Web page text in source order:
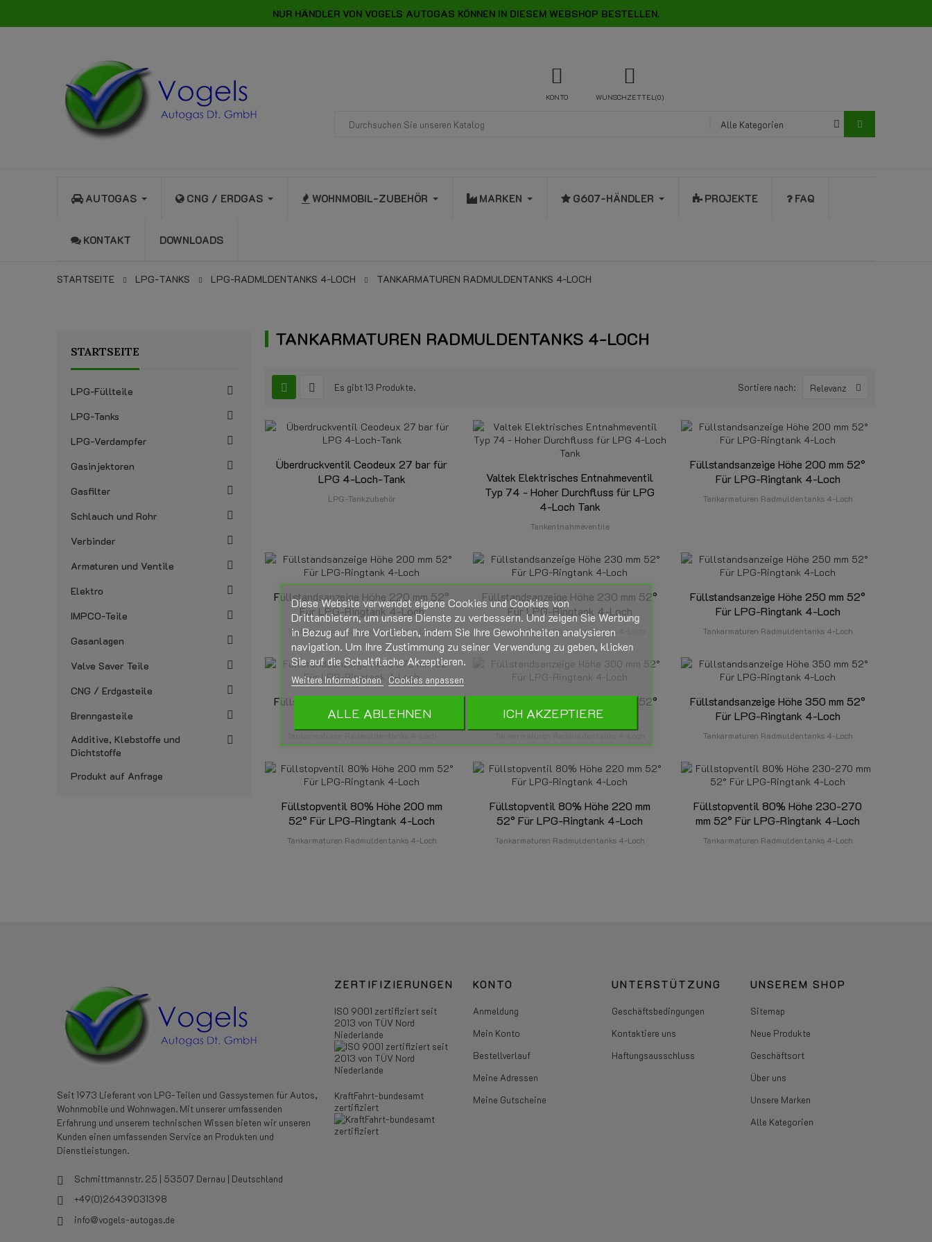
NUR HÄNDLER VON VOGELS AUTOGAS KÖNNEN IN DIESEM WEBSHOP BESTELLEN.
KONTO WUNSCHZETTEL 0
Alle Kategorien
AUTOGAS CNG / ERDGAS WOHNMOBIL-ZUBEHÖR MARKEN G607-HÄNDLER PROJEKTE FAQ
KONTAKT DOWNLOADS
STARTSEITE LPG-TANKS LPG-RADMLDENTANKS 4-LOCH TANKARMATUREN RADMULDENTANKS 4-LOCH
STARTSEITE
LPG-Füllteile
LPG-Tanks
LPG-Verdampfer
Gasinjektoren
Gasfilter
Schlauch und Rohr
Verbinder
Armaturen und Ventile
Elektro
IMPCO-Teile
Gasanlagen
Valve Saver Teile
CNG / Erdgasteile
Brenngasteile
Additive, Klebstoffe und
Dichtstoffe
Produkt auf Anfrage
TANKARMATUREN RADMULDENTANKS 4-LOCH
Es gibt 13 Produkte. Sortiere nach: Relevanz
Überdruckventil Ceodeux 27 bar für
LPG 4-Loch-Tank
LPG-Tankzubehör
Valtek Elektrisches Entnahmeventil
Typ 74 - Hoher Durchfluss für LPG
4-Loch Tank
Tankentnahmeventile
Füllstandsanzeige Höhe 200 mm 52°
Für LPG-Ringtank 4-Loch
Tankarmaturen Radmuldentanks 4-Loch
Füllstandsanzeige Höhe 220 mm 52°
Für LPG-Ringtank 4-Loch
Tankarmaturen Radmuldentanks 4-Loch
Füllstandsanzeige Höhe 230 mm 52°
Für LPG-Ringtank 4-Loch
Tankarmaturen Radmuldentanks 4-Loch
Füllstandsanzeige Höhe 250 mm 52°
Für LPG-Ringtank 4-Loch
Tankarmaturen Radmuldentanks 4-Loch
Füllstandsanzeige Höhe 270 mm 52°
Für LPG-Ringtank 4-Loch
Füllstandsanzeige Höhe 300 mm 52°
Für LPG-Ringtank 4-Loch
Füllstandsanzeige Höhe 350 mm 52°
Für LPG-Ringtank 4-Loch
Tankarmaturen Radmuldentanks 4-Loch
Füllstopventil 80% Höhe 200 mm
52° Für LPG-Ringtank 4-Loch
Tankarmaturen Radmuldentanks 4-Loch
Füllstopventil 80% Höhe 220 mm
52° Für LPG-Ringtank 4-Loch
Tankarmaturen Radmuldentanks 4-Loch
Füllstopventil 80% Höhe 230-270
mm 52° Für LPG-Ringtank 4-Loch
Tankarmaturen Radmuldentanks 4-Loch
Seit 1973 Lieferant von LPG-Teilen und Gassystemen für Autos,
Wohnmobile und Wohnwagen. Mit unserer umfassenden
Erfahrung und unserem technischen Wissen bieten wir unseren
Kunden einen umfassenden Service an Produkten und
Dienstleistungen.
Schmittmannstr. 25 | 53507 Dernau | Deutschland
+49(0)26439031398
info@vogels-autogas.de
ZERTIFIZIERUNGEN
ISO 9001 zertifiziert seit
2013 von TÜV Nord
Niederlande
KraftFahrt-bundesamt
zertifiziert
KONTO
Anmeldung
Mein Konto
Bestellverlauf
Meine Adressen
Meine Gutscheine
UNTERSTÜTZUNG
Geschäftsbedingungen
Kontaktiere uns
Haftungsausschluss
UNSEREM SHOP
Sitemap
Neue Produkte
Geschäftsort
Über uns
Unsere Marken
Alle Kategorien
Diese Website verwendet eigene Cookies und Cookies von
Drittanbietern, um unsere Dienste zu verbessern. Und zeigen Sie Werbung
in Bezug auf Ihre Vorlieben, indem Sie Ihre Gewohnheiten analysieren
navigation. Um Ihre Zustimmung zu seiner Verwendung zu geben, klicken
Sie auf die Schaltfläche Akzeptieren.
Weitere Informationen Cookies anpassen
ALLE ABLEHNEN ICH AKZEPTIERE